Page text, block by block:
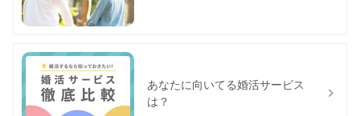
あなたに向いてる婚活サービス
は？